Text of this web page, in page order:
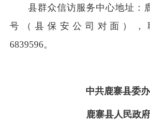
县群众信访服务中心地址：
号（县保安公司对面），
6839596。
中共鹿寨
鹿寨县人民政